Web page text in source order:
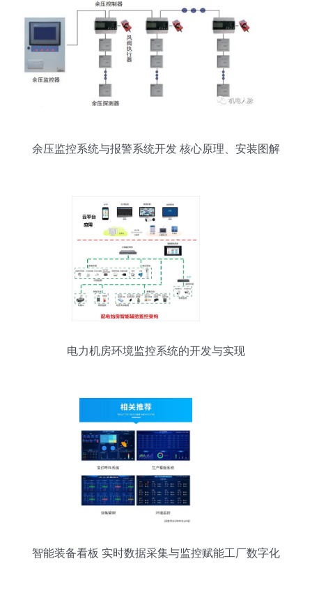
余压监控系统与报警系统开发 核心原理、安装图解
电力机房环境监控系统的开发与实现
智能装备看板 实时数据采集与监控赋能工厂数字化